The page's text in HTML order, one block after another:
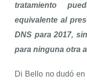
tratamiento
equivalente al
DNS para 2017,
para ninguna otra
Di Bello no dudó